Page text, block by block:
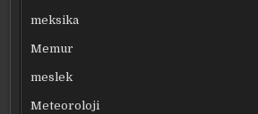
meksika
Memur
meslek
Meteoroloji